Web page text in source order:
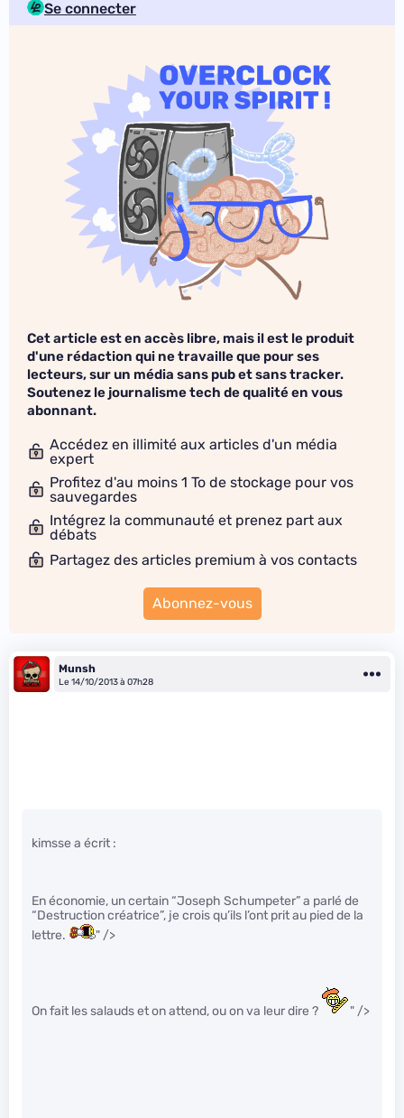
Se connecter
Cet article est en accès libre, mais il est le produit
d'une rédaction qui ne travaille que pour ses
lecteurs, sur un média sans pub et sans tracker.
Soutenez le journalisme tech de qualité en vous
abonnant.
Accédez en illimité aux articles d'un média
expert
Profitez d'au moins 1 To de stockage pour vos
sauvegardes
Intégrez la communauté et prenez part aux
débats
Partagez des articles premium à vos contacts
Abonnez-vous
Munsh
Le 14/10/2013 à 07h28
kimsse a écrit :
En économie, un certain “Joseph Schumpeter” a parlé de
“Destruction créatrice”, je crois qu’ils l’ont prit au pied de la
lettre.
" />
On fait les salauds et on attend, ou on va leur dire ? " />